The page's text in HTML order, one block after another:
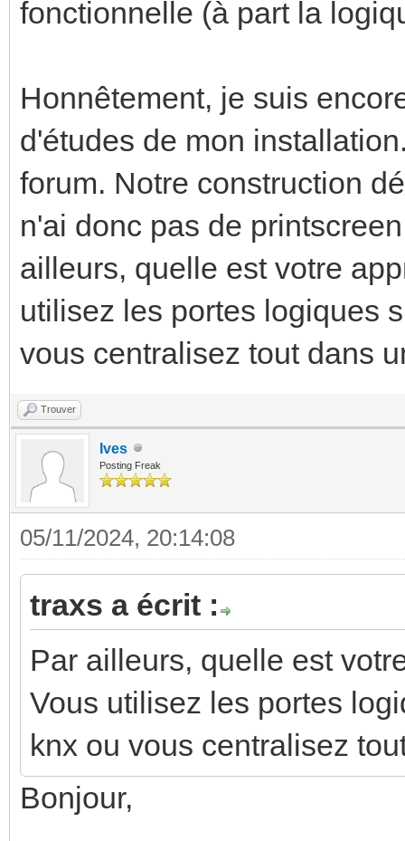
fonctionnelle (à part la
Honnêtement, je suis
d'études de mon
forum. Notre construction
n'ai donc pas de
ailleurs, quelle est votre
utilisez les portes logiques
vous centralisez tout dans
Trouver
Ives
Posting Freak
05/11/2024, 20:14:08
traxs a écrit :
Par ailleurs, quelle est
Vous utilisez les portes
knx ou vous centralisez
Bonjour,